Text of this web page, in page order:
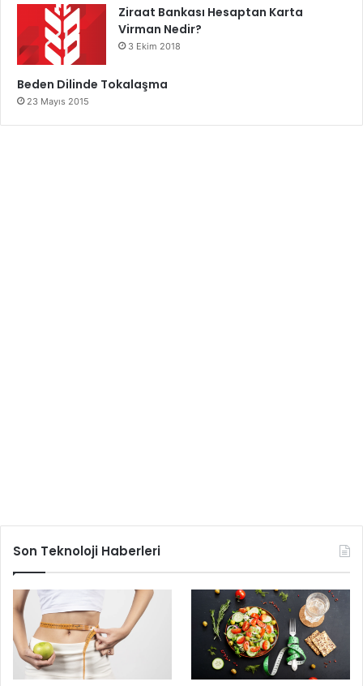
Ziraat Bankası Hesaptan Karta
Virman Nedir?
3 Ekim 2018
Beden Dilinde Tokalaşma
23 Mayıs 2015
Son Teknoloji Haberleri